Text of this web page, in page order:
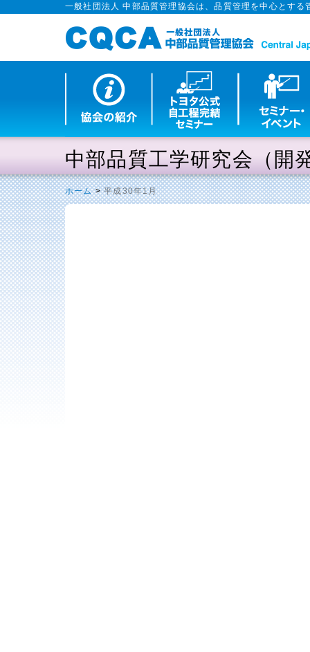
一般社団法人 中部品質管理協会は、品質管理を中心とす
中部品質工学研究会（開
ホーム>平成30年1月